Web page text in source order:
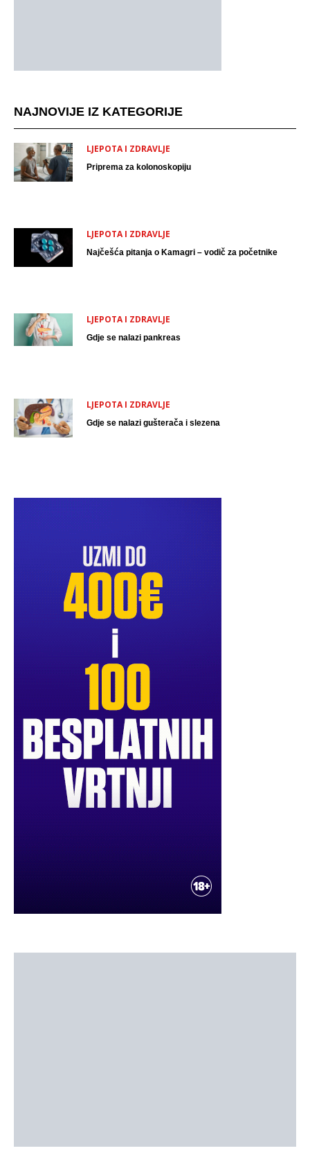
NAJNOVIJE IZ KATEGORIJE
LJEPOTA I ZDRAVLJE
Priprema za kolonoskopiju
LJEPOTA I ZDRAVLJE
Najčešća pitanja o Kamagri – vodič za početnike
LJEPOTA I ZDRAVLJE
Gdje se nalazi pankreas
LJEPOTA I ZDRAVLJE
Gdje se nalazi gušterača i slezena